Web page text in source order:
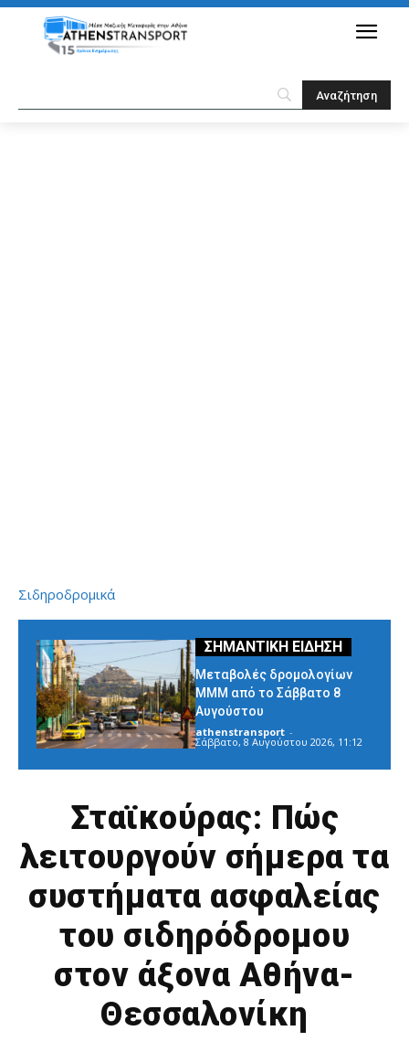
Σιδηροδρομικά
Μεταβολές δρομολογίων
ΜΜΜ από το Σάββατο 8
Αυγούστου
athenstransport -
Σάββατο, 8 Αυγούστου 2026, 11:12
Σταϊκούρας: Πώς
λειτουργούν σήμερα τα
συστήματα ασφαλείας
του σιδηρόδρομου
στον άξονα Αθήνα-
Θεσσαλονίκη